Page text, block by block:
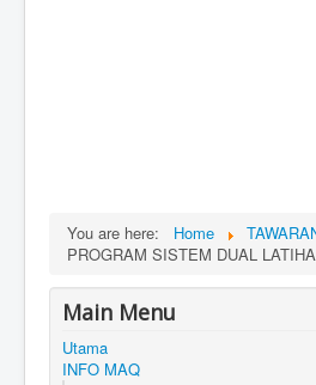
You are here: Home
PROGRAM SISTEM DUAL
Main Menu
Utama
INFO MAQ